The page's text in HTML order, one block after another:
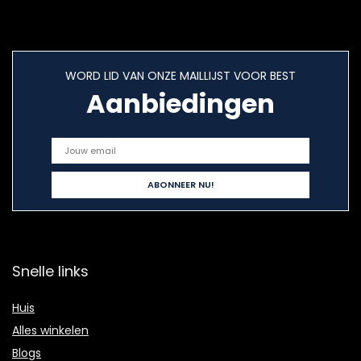
WORD LID VAN ONZE MAILLIJST VOOR BEST
Aanbiedingen
Snelle links
Huis
Alles winkelen
Blogs